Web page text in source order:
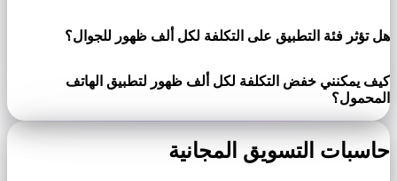
هل تؤثر فئة التطبيق على التكلفة لكل ألف ظهور للجوال؟
كيف يمكنني خفض التكلفة لكل ألف ظهور لتطبيق الهاتف
المحمول؟
حاسبات التسويق المجانية